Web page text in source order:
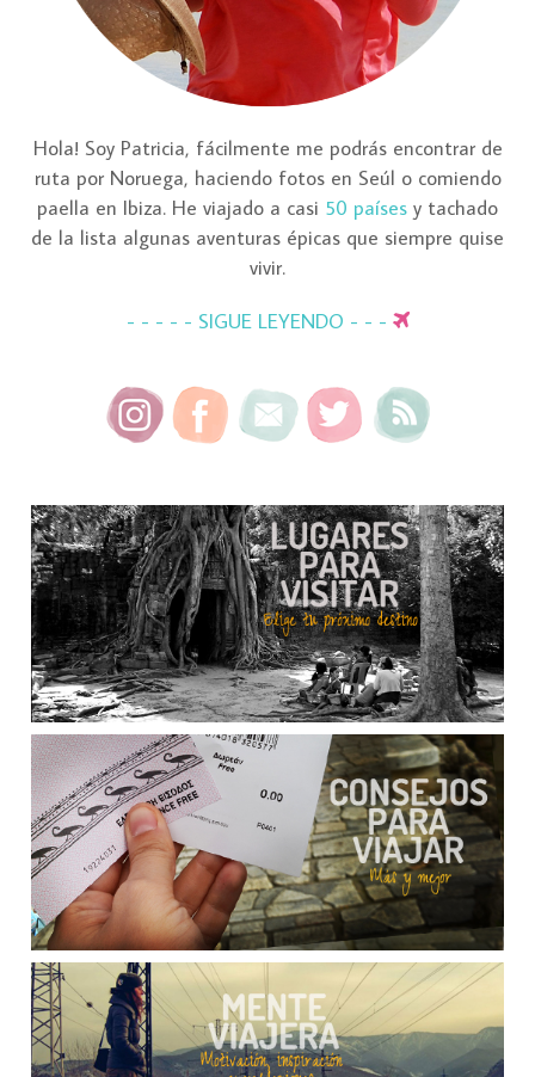
Hola! Soy Patricia, fácilmente me podrás encontrar de
ruta por Noruega, haciendo fotos en Seúl o comiendo
paella en Ibiza. He viajado a casi 50 países y tachado
de la lista algunas aventuras épicas que siempre quise
vivir.
- - - - - SIGUE LEYENDO - - -